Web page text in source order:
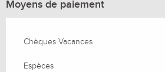
Moyens de paiement
Chèques Vacances
Espèces